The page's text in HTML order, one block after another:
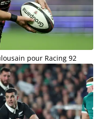
pour Racing 92